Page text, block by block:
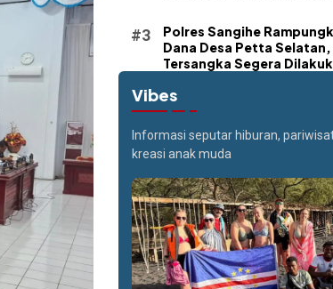
Polres Sangihe
Dana Desa Petta
Tersangka Segera
Vibes
Informasi seputar hiburan,
kreasi anak muda